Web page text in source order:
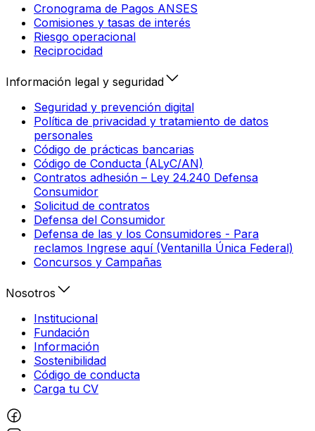
Cronograma de Pagos ANSES
Comisiones y tasas de interés
Riesgo operacional
Reciprocidad
Información legal y seguridad
Seguridad y prevención digital
Política de privacidad y tratamiento de datos
personales
Código de prácticas bancarias
Código de Conducta (ALyC/AN)
Contratos adhesión – Ley 24.240 Defensa
Consumidor
Solicitud de contratos
Defensa del Consumidor
Defensa de las y los Consumidores - Para
reclamos Ingrese aquí (Ventanilla Única Federal)
Concursos y Campañas
Nosotros
Institucional
Fundación
Información
Sostenibilidad
Código de conducta
Carga tu CV